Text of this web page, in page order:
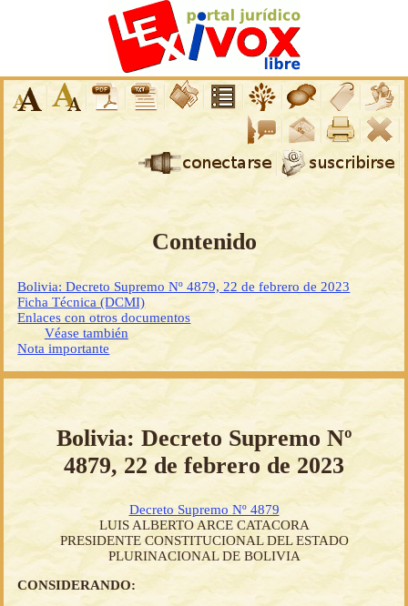
Contenido
Bolivia: Decreto Supremo Nº 4879, 22 de febrero de 2023
Ficha Técnica (DCMI)
Enlaces con otros documentos
Véase también
Nota importante
Bolivia: Decreto Supremo Nº
4879, 22 de febrero de 2023
Decreto Supremo Nº 4879
LUIS ALBERTO ARCE CATACORA
PRESIDENTE CONSTITUCIONAL DEL ESTADO
PLURINACIONAL DE BOLIVIA
CONSIDERANDO: